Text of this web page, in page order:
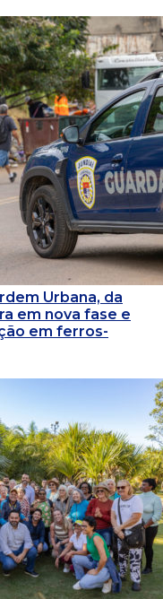
Urbana, da
em nova fase e
em ferros-